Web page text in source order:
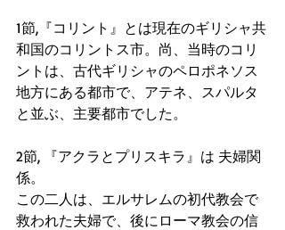
1節,『コリント』とは現在のギリシャ共
和国のコリントス市。尚、当時のコリ
ントは、古代ギリシャのペロポネソス
地方にある都市で、アテネ、スパルタ
と並ぶ、主要都市でした。
2節, 『アクラとプリスキラ』は 夫婦関
係。
この二人は、エルサレムの初代教会で
救われた夫婦で、後にローマ教会の信